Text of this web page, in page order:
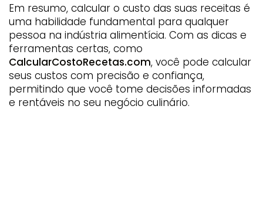
Em resumo, calcular o custo das suas receitas é
uma habilidade fundamental para qualquer
pessoa na indústria alimentícia. Com as dicas e
ferramentas certas, como
CalcularCostoRecetas.com, você pode calcular
seus custos com precisão e confiança,
permitindo que você tome decisões informadas
e rentáveis no seu negócio culinário.